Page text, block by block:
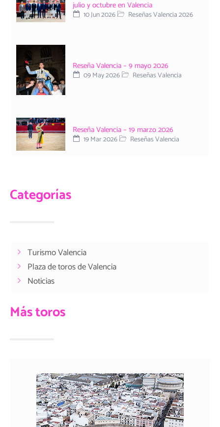
julio y octubre en Valencia
10 Jun 2026 Reseñas Valencia 2026
Reseña Valencia – 9 mayo 2026
09 May 2026 Reseñas Valencia
Reseña Valencia – 19 marzo 2026
19 Mar 2026 Reseñas Valencia
Categorías
Turismo Valencia
Plaza de toros de Valencia
Noticias
Más toros